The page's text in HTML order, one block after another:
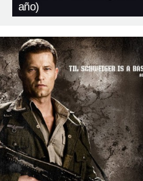
año)